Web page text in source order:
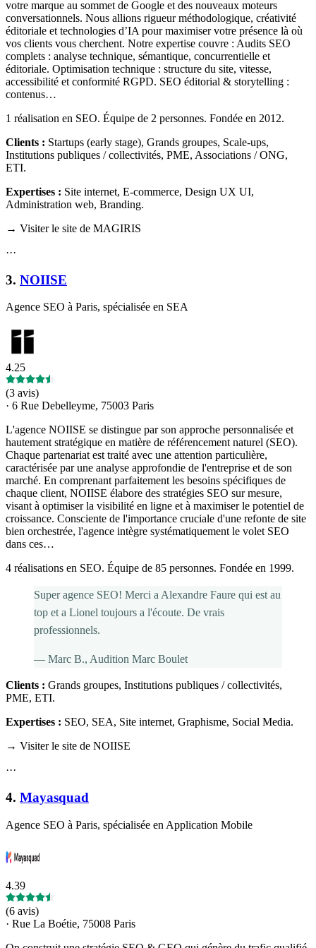
votre marque au sommet de Google et des nouveaux moteurs
conversationnels. Nous allions rigueur méthodologique, créativité
éditoriale et technologies d’IA pour maximiser votre présence là où
vos clients vous cherchent. Notre expertise couvre : Audits SEO
complets : analyse technique, sémantique, concurrentielle et
éditoriale. Optimisation technique : structure du site, vitesse,
accessibilité et conformité RGPD. SEO éditorial & storytelling :
contenus…
1 réalisation en SEO. Équipe de 2 personnes. Fondée en 2012.
Clients : Startups (early stage), Grands groupes, Scale-ups,
Institutions publiques / collectivités, PME, Associations / ONG,
ETI.
Expertises : Site internet, E-commerce, Design UX UI,
Administration web, Branding.
→ Visiter le site de MAGIRIS
···
3. NOIISE
Agence SEO à Paris, spécialisée en SEA
4.25
(3 avis)
· 6 Rue Debelleyme, 75003 Paris
L'agence NOIISE se distingue par son approche personnalisée et
hautement stratégique en matière de référencement naturel (SEO).
Chaque partenariat est traité avec une attention particulière,
caractérisée par une analyse approfondie de l'entreprise et de son
marché. En comprenant parfaitement les besoins spécifiques de
chaque client, NOIISE élabore des stratégies SEO sur mesure,
visant à optimiser la visibilité en ligne et à maximiser le potentiel de
croissance. Consciente de l'importance cruciale d'une refonte de site
bien orchestrée, l'agence intègre systématiquement le volet SEO
dans ces…
4 réalisations en SEO. Équipe de 85 personnes. Fondée en 1999.
Super agence SEO! Merci a Alexandre Faure qui est au
top et a Lionel toujours a l'écoute. De vrais
professionnels.
— Marc B., Audition Marc Boulet
Clients : Grands groupes, Institutions publiques / collectivités,
PME, ETI.
Expertises : SEO, SEA, Site internet, Graphisme, Social Media.
→ Visiter le site de NOIISE
···
4. Mayasquad
Agence SEO à Paris, spécialisée en Application Mobile
4.39
(6 avis)
· Rue La Boétie, 75008 Paris